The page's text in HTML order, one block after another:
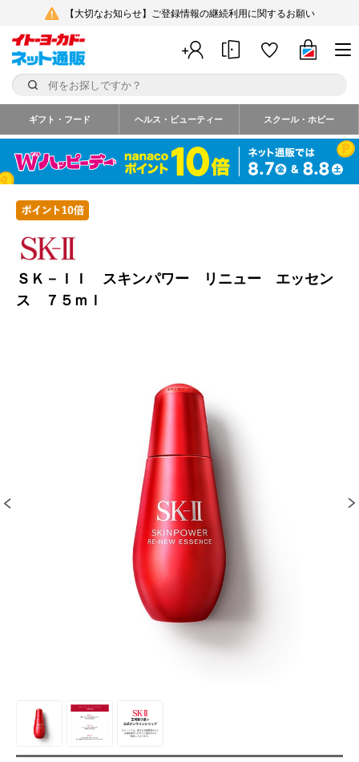
【大切なお知らせ】ご登録情報の継続利用に関するお願い
ギフト・フード ヘルス・ビューティー スクール・ホビー
ＳＫ－ＩＩ スキンパワー リニュー エッセン
ス ７５ｍｌ